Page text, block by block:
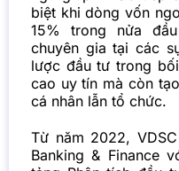
biệt khi dòng vốn
15% trong nửa
chuyên gia tại các
lược đầu tư trong
cao uy tín mà còn
cá nhân lẫn tổ chức.
Từ năm 2022,
Banking & Finance